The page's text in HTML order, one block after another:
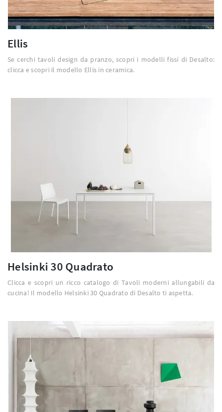
Ellis
Se cerchi tavoli design da pranzo, scopri i modelli fissi di Desalto:
clicca e scopri il modello Ellis in ceramica.
Helsinki 30 Quadrato
Clicca e scopri un ricco catalogo di Tavoli moderni allungabili da
cucina! Il modello Helsinki 30 Quadrato di Desalto ti aspetta.